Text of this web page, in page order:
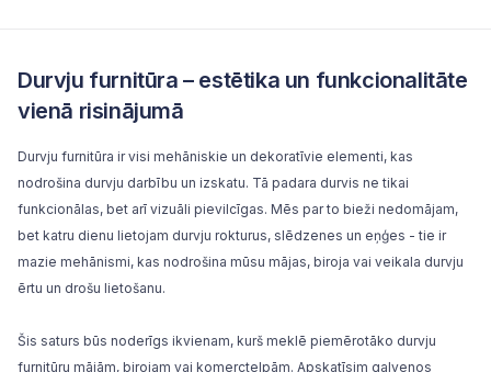
Durvju furnitūra – estētika un funkcionalitāte
vienā risinājumā
Durvju furnitūra ir visi mehāniskie un dekoratīvie elementi, kas
nodrošina durvju darbību un izskatu. Tā padara durvis ne tikai
funkcionālas, bet arī vizuāli pievilcīgas. Mēs par to bieži nedomājam,
bet katru dienu lietojam durvju rokturus, slēdzenes un eņģes - tie ir
mazie mehānismi, kas nodrošina mūsu mājas, biroja vai veikala durvju
ērtu un drošu lietošanu.
Šis saturs būs noderīgs ikvienam, kurš meklē piemērotāko durvju
furnitūru mājām, birojam vai komerctelpām. Apskatīsim galvenos